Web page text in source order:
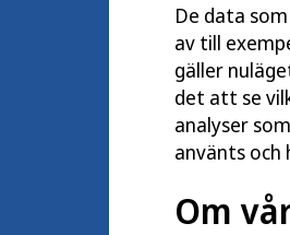
De data
av till
gäller
det att se
analyser
använts och
Om